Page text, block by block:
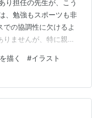
り担任の先生が、こう
、勉強もスポーツも非
の協調性に欠けるよ
ませんが、特に親し
いてみたんです。 す
「友達？ そんなの必要
いし、問題ないよ。そ
だから無理しないで」
あの子の様子を見
描く #イラスト